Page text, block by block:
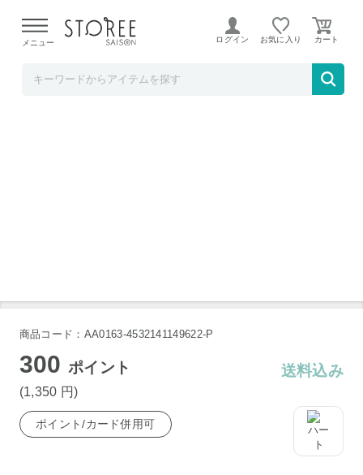
よる配送遅延が発生しております。
メニュー ログイン お気に入り
キープス EMSマシンパッド MEF-49
商品コード：AA0163-4532141149622-P
300ポイント
(1,350 円)
送料込み
ポイント/カード併用可